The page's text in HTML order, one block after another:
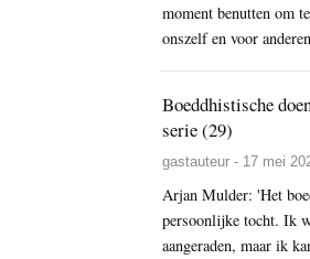
moment benutten om
onszelf en voor
Boeddhistische
serie (29)
gastauteur - 17 mei
Arjan Mulder: 'Het
persoonlijke tocht. Ik
aangeraden, maar ik